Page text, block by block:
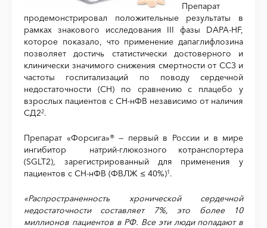
Препарат
продемонстрировал положительные результаты в
рамках знакового исследования III фазы DAPA-HF,
которое показало, что применение дапаглифлозина
позволяет достичь статистически достоверного и
клинически значимого снижения смертности от ССЗ и
частоты госпитализаций по поводу сердечной
недостаточности (СН) по сравнению с плацебо у
взрослых пациентов с СН-нФВ независимо от наличия
СД22.
Препарат «Форсига»® — первый в России и в мире
ингибитор натрий-глюкозного котранспортера
(SGLT2), зарегистрированный для применения у
пациентов с СН-нФВ (ФВЛЖ ≤ 40%)1 .
«Распространенность хронической сердечной
недостаточности составляет 7%, это более 10
миллионов пациентов в РФ. Все эти люди попадают в